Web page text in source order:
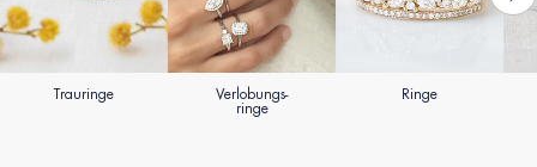
Trauringe Verlobungs-
ringe
Ringe